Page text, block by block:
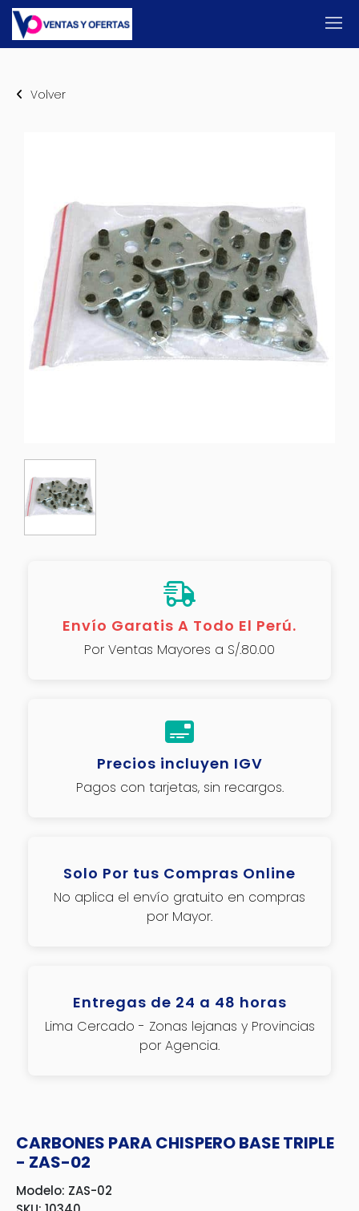
Volver
Envío Garatis A Todo El Perú.
Por Ventas Mayores a S/.80.00
Precios incluyen IGV
Pagos con tarjetas, sin recargos.
Solo Por tus Compras Online
No aplica el envío gratuito en compras
por Mayor.
Entregas de 24 a 48 horas
Lima Cercado - Zonas lejanas y Provincias
por Agencia.
CARBONES PARA CHISPERO BASE TRIPLE
- ZAS-02
Modelo: ZAS-02